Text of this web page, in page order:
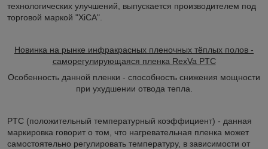
технологических улучшений, выпускается производителем под
торговой маркой "XiCA".
Новинка на рынке инфракрасных пленочных тёплых полов -
саморегулирующаяся пленка RexVa PTC
Особенность данной пленки - способность снижения мощности
при ухудшении отвода тепла.
PTC (положительный температурный коэффициент) - данная
маркировка говорит о том, что нагревательная пленка может
самостоятельно регулировать температуру, в зависимости от